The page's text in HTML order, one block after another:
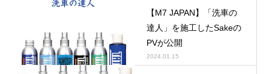
【M7 JAPAN】「洗車の
達人」を施工したSakeの
PVが公開
2024.01.15